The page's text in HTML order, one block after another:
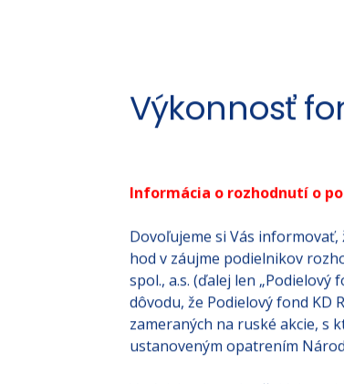
Výkonnosť
Informácia o rozhodnutí o
Dovoľujeme si Vás informovať,
hod v záujme podielnikov
spol., a.s. (ďalej len „Podielový
dôvodu, že Podielový fond KD
zameraných na ruské akcie, s
ustanoveným opatrením